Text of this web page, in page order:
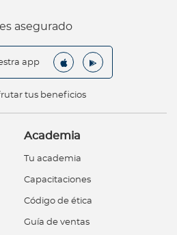
asegurado
app
tus beneficios
Academia
Tu academia
Capacitaciones
Código de ética
Guía de ventas